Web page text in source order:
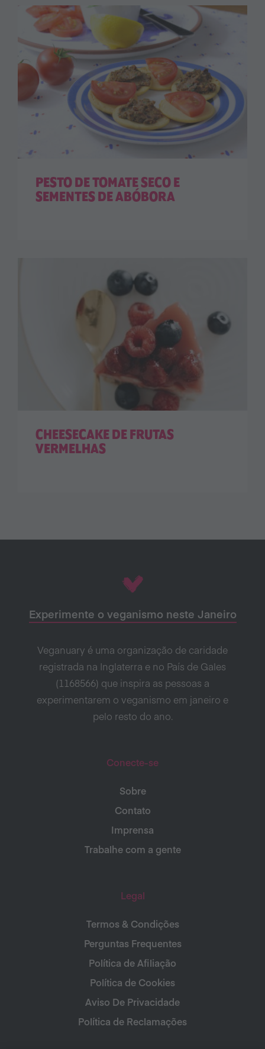
PESTO DE TOMATE SECO E
SEMENTES DE ABÓBORA
CHEESECAKE DE FRUTAS
VERMELHAS
Experimente o veganismo neste Janeiro
Veganuary é uma organização de caridade
registrada na Inglaterra e no País de Gales
(1168566) que inspira as pessoas a
experimentarem o veganismo em janeiro e
pelo resto do ano.
Conecte-se
Sobre
Contato
Imprensa
Trabalhe com a gente
Legal
Termos & Condições
Perguntas Frequentes
Política de Afiliação
Política de Cookies
Aviso De Privacidade
Política de Reclamações